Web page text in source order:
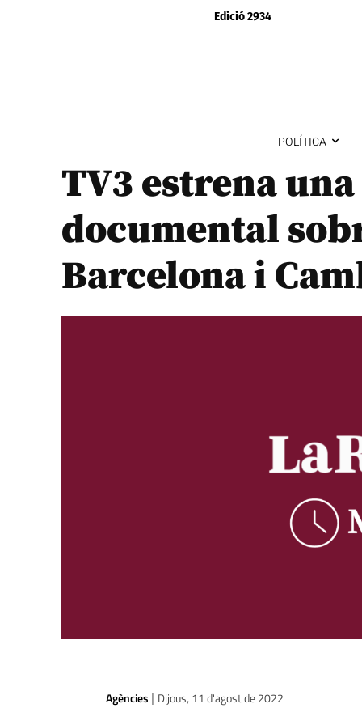
Edició 2934
POLÍTICA
TV3 estrena
documental
Barcelona i
Agències | Dijous, 11 d'agost de 2022